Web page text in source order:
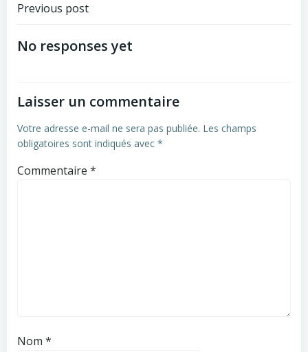
Navigation
de
Previous post
No responses yet
Laisser un commentaire
Votre adresse e-mail ne sera pas publiée. Les champs
obligatoires sont indiqués avec *
Commentaire *
Nom *